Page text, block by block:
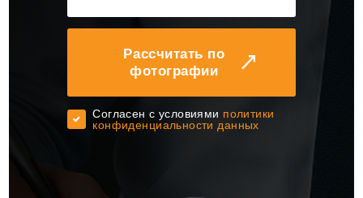
Рассчитать по
фотографии
Cогласен с условиями политики
конфиденциальности данных